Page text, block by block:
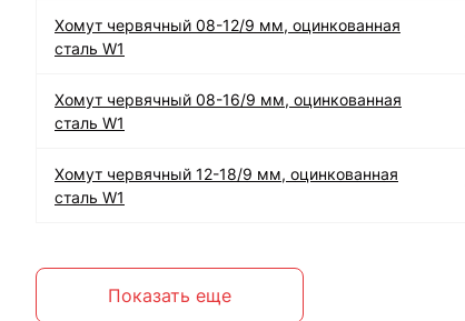
Хомут червячный 08-12/9 мм, оцинкованная
сталь W1
Хомут червячный 08-16/9 мм, оцинкованная
сталь W1
Хомут червячный 12-18/9 мм, оцинкованная
сталь W1
Показать еще